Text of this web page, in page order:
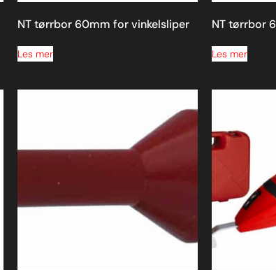
NT tørrbor 60mm for vinkelsliper
Les mer
NT tørrbor
Les mer